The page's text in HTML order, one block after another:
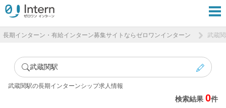
長期インターン・有給インターン募集サイトならゼロワンインターン 武蔵
武蔵関駅
武蔵関駅の長期インターンシップ求人情報
検索結果0件